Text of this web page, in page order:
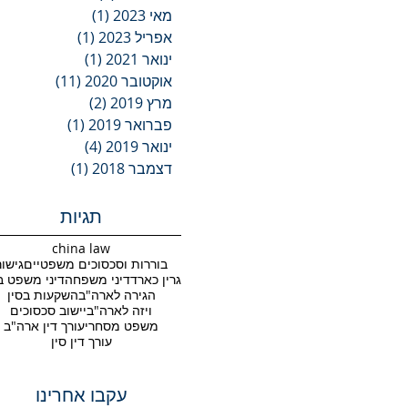
מאי 2023
(1)
אפריל 2023
(1)
ינואר 2021
(1)
אוקטובר 2020
(11)
מרץ 2019
(2)
פברואר 2019
(1)
ינואר 2019
(4)
דצמבר 2018
(1)
תגיות
china law
בוררות וסכסוכים משפטיים
גרין כארדדיני משפחהדיני משפט
הגירה לארה"בהשקעות בסין
ויזה לארה"ביישוב סכסוכים
משפט מסחריעורך דין ארה"ב
עורך דין סין
עקבו אחרינו